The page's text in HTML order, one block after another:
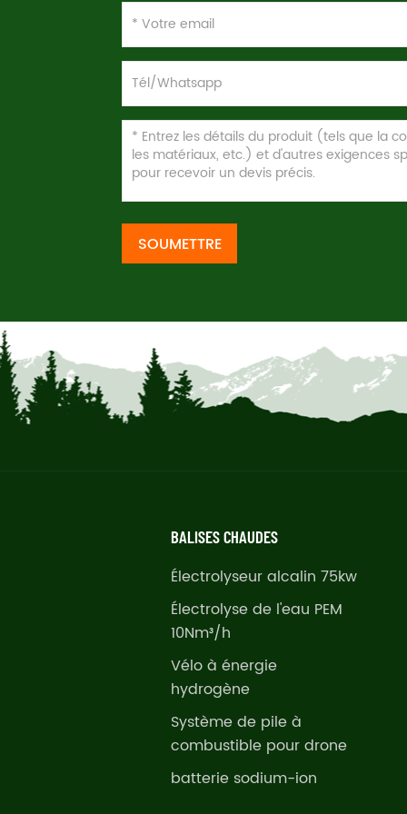
SOUMETTRE
BALISES CHAUDES
Électrolyseur alcalin 75kw
Électrolyse de l'eau PEM
10Nm³/h
Vélo à énergie
hydrogène
Système de pile à
combustible pour drone
batterie sodium-ion